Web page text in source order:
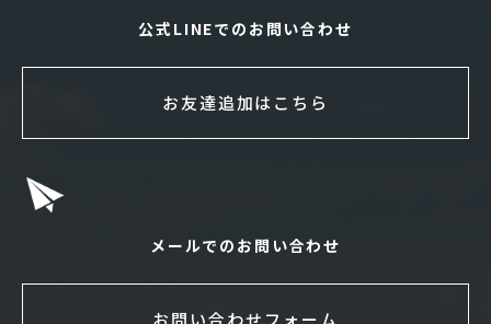
公式LINEでのお問い合わせ
お友達追加はこちら
メールでのお問い合わせ
お問い合わせフォーム